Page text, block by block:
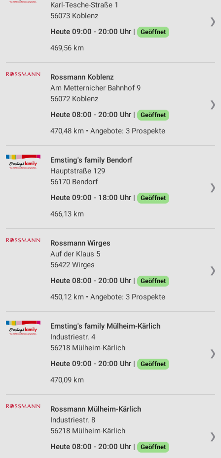
❯
Karl-Tesche-Straße 1
56073 Koblenz
Heute 09:00 - 20:00 Uhr |
Geöffnet
469,56 km
❯
Rossmann Koblenz
Am Metternicher Bahnhof 9
56072 Koblenz
Heute 08:00 - 20:00 Uhr |
Geöffnet
470,48 km • Angebote: 3 Prospekte
❯
Ernsting's family Bendorf
Hauptstraße 129
56170 Bendorf
Heute 09:00 - 18:00 Uhr |
Geöffnet
466,13 km
❯
Rossmann Wirges
Auf der Klaus 5
56422 Wirges
Heute 08:00 - 20:00 Uhr |
Geöffnet
450,12 km • Angebote: 3 Prospekte
❯
Ernsting's family Mülheim-Kärlich
Industriestr. 4
56218 Mülheim-Kärlich
Heute 09:00 - 20:00 Uhr |
Geöffnet
470,09 km
❯
Rossmann Mülheim-Kärlich
Industriestr. 8
56218 Mülheim-Kärlich
Heute 08:00 - 20:00 Uhr |
Geöffnet